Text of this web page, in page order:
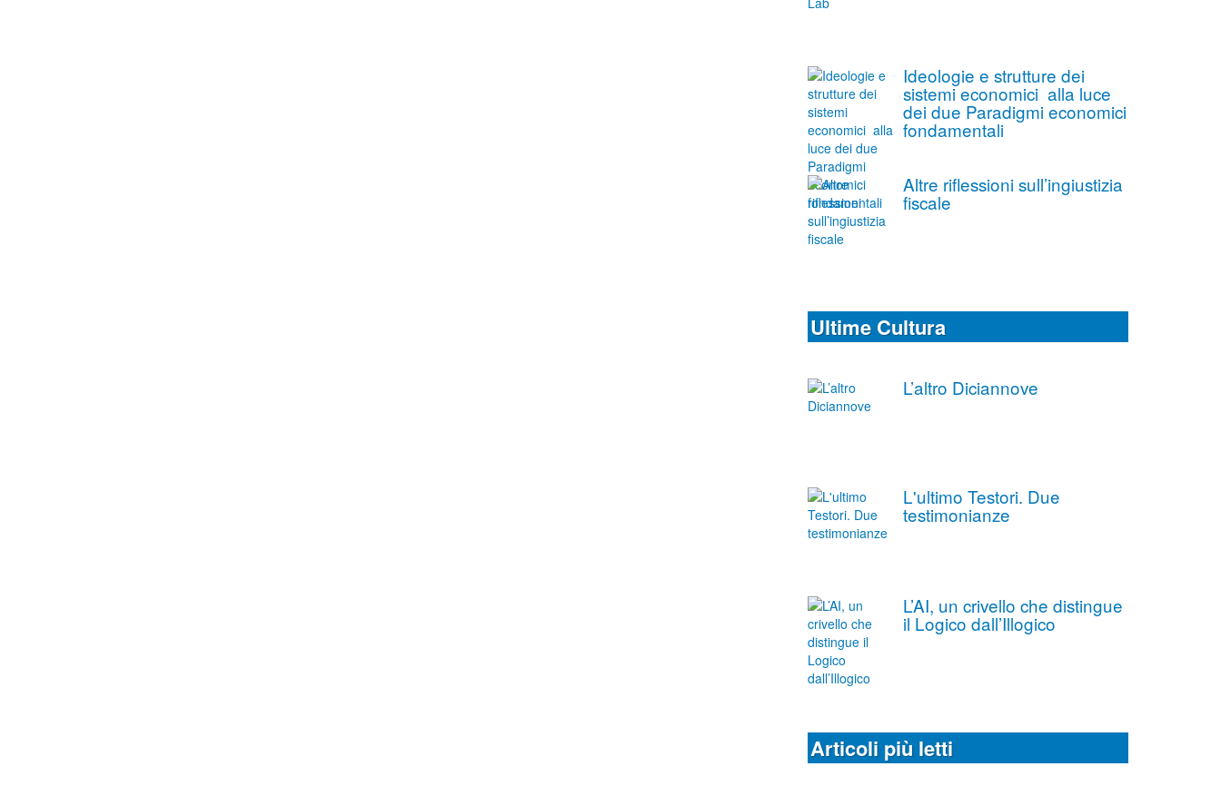
Ideologie e strutture dei
sistemi economici alla luce
dei due Paradigmi economici
fondamentali
Altre riflessioni sull’ingiustizia
fiscale
Ultime Cultura
L’altro Diciannove
L'ultimo Testori. Due
testimonianze
L’AI, un crivello che distingue
il Logico dall’Illogico
Articoli più letti